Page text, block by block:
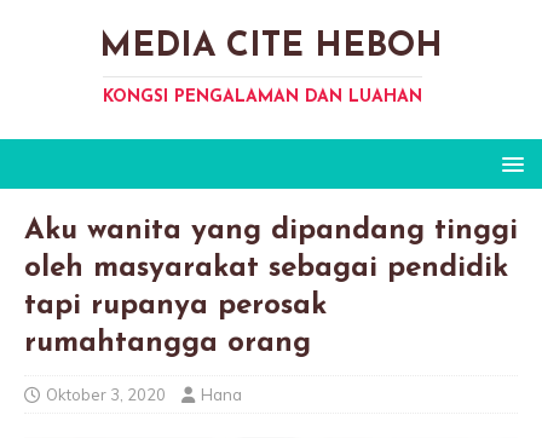
MEDIA CITE HEBOH
KONGSI PENGALAMAN DAN LUAHAN
Aku wanita yang dipandang tinggi
oleh masyarakat sebagai pendidik
tapi rupanya perosak
rumahtangga orang
Oktober 3, 2020 Hana